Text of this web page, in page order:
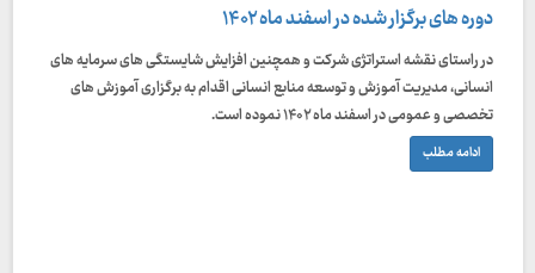
دوره های برگزار شده در اسفند ماه ۱۴۰۲
در راستای نقشه استراتژی شرکت و همچنین افزایش شایستگی های سرمایه های
انسانی، مدیریت آموزش و توسعه منابع انسانی اقدام به برگزاری آموزش های
تخصصی و عمومی در اسفند ماه ۱۴۰۲ نموده است.
ادامه مطلب